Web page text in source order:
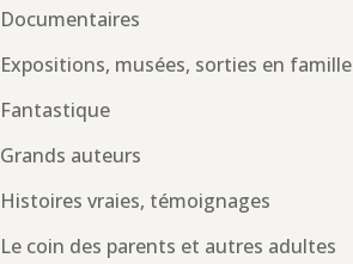
Documentaires
Expositions, musées, sorties en famille
Fantastique
Grands auteurs
Histoires vraies, témoignages
Le coin des parents et autres adultes